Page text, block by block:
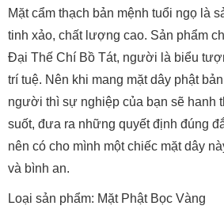
Mặt cẩm thạch bản mệnh tuổi ngọ là
tinh xảo, chất lượng cao. Sản phẩm
Đại Thế Chí Bồ Tát, người là biểu
trí tuệ. Nên khi mang mặt dây phật
người thì sự nghiệp của bạn sẽ hanh
suốt, đưa ra những quyết định đúng
nên có cho mình một chiếc mặt dây
và bình an.
Loại sản phẩm: Mặt Phật Bọc Vàng